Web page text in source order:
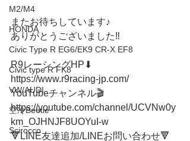
M2/M4
HONDA
Civic Type R EG6/EK9 CR-X EF8
Civic type R FK8
VW/AUDI
空冷Beetle
Scirocco
またお待ちしています♪
ありがとうございました‼️
R9レーシングHP⬇︎
https://www.r9racing-jp.com/
YouTubeチャンネル🎬
https://youtube.com/channel/UCVNw0y
km_OJHNJF8UOYuI-w
🔻LINE友達追加/LINEお問い合わせ🔻